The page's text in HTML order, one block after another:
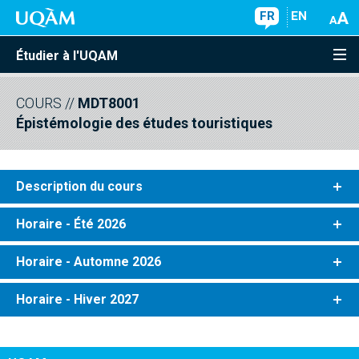
FR EN
Étudier à l'UQAM
COURS // MDT8001
Épistémologie des études touristiques
Description du cours
Horaire - Été 2026
Horaire - Automne 2026
Horaire - Hiver 2027